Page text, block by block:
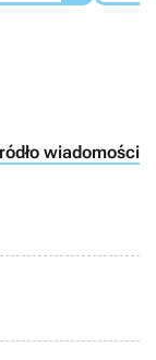
wiadomości